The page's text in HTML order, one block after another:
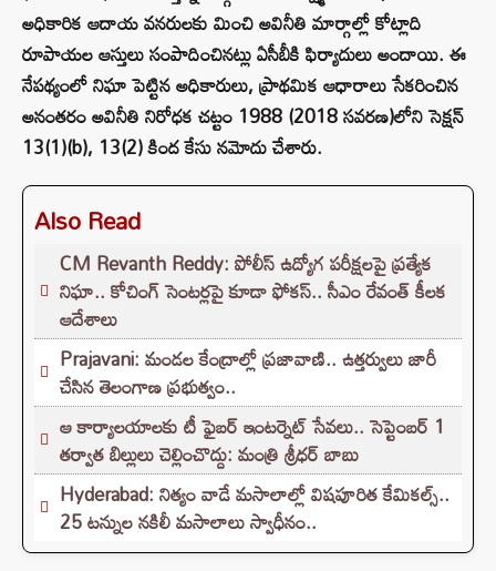
అధికారిక ఆదాయ వనరులకు మించి అవినీతి మార్గాల్లో కోట్లాది
రూపాయల ఆస్తులు సంపాదించినట్లు ఏసీబీకి ఫిర్యాదులు అందాయి. ఈ
నేపథ్యంలో నిఘా పెట్టిన అధికారులు, ప్రాథమిక ఆధారాలు సేకరించిన
అనంతరం అవినీతి నిరోధక చట్టం 1988 (2018 సవరణ)లోని సెక్షన్
13(1)(b), 13(2) కింద కేసు నమోదు చేశారు.
Also Read
CM Revanth Reddy: పోలీస్ ఉద్యోగ పరీక్షలపై ప్రత్యేక
నిఘా.. కోచింగ్ సెంటర్లపై కూడా ఫోకస్.. సీఎం రేవంత్ కీలక
ఆదేశాలు
Prajavani: మండల కేంద్రాల్లో ప్రజావాణి.. ఉత్తర్వులు జారీ
చేసిన తెలంగాణ ప్రభుత్వం..
ఆ కార్యాలయాలకు టీ ఫైబర్ ఇంటర్నెట్ సేవలు.. సెప్టెంబర్ 1
తర్వాత బిల్లులు చెల్లించొద్దు: మంత్రి శ్రీధర్ బాబు
Hyderabad: నిత్యం వాడే మసాలాల్లో విషపూరిత కేమికల్స్..
25 టన్నుల నకిలీ మసాలాలు స్వాధీనం..